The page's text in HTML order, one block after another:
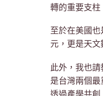
轉的重要支柱
至於在美國
元，更是天
此外，我也
是台灣兩個
透過產學共創